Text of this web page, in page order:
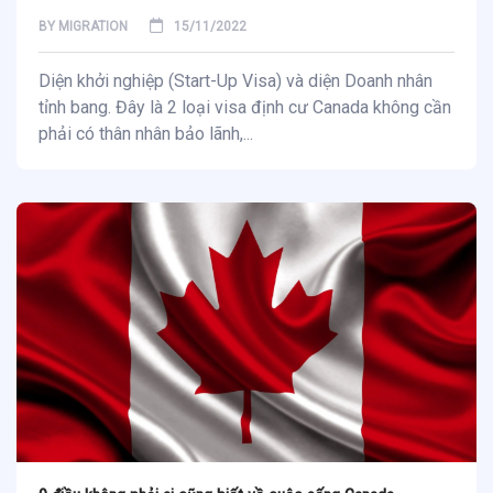
BY MIGRATION 15/11/2022
Diện khởi nghiệp (Start-Up Visa) và diện Doanh nhân
tỉnh bang. Đây là 2 loại visa định cư Canada không cần
phải có thân nhân bảo lãnh,...